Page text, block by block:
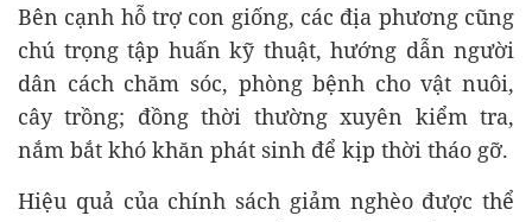
Bên cạnh hỗ trợ con giống, các địa phương cũng
chú trọng tập huấn kỹ thuật, hướng dẫn người
dân cách chăm sóc, phòng bệnh cho vật nuôi,
cây trồng; đồng thời thường xuyên kiểm tra,
nắm bắt khó khăn phát sinh để kịp thời tháo gỡ.
Hiệu quả của chính sách giảm nghèo được thể